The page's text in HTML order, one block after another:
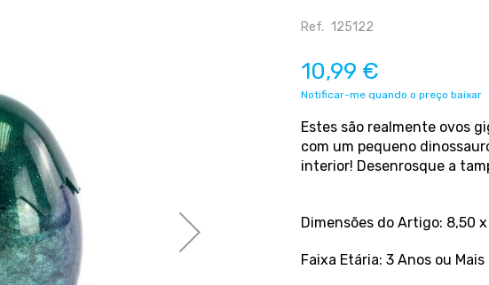
Ref. 125122
10,99 €
Notificar-me quando o preço baixar
Estes são realmente ovos
com um pequeno
interior! Desenrosque a
Dimensões do Artigo: 8,50
Faixa Etária: 3 Anos ou Mais